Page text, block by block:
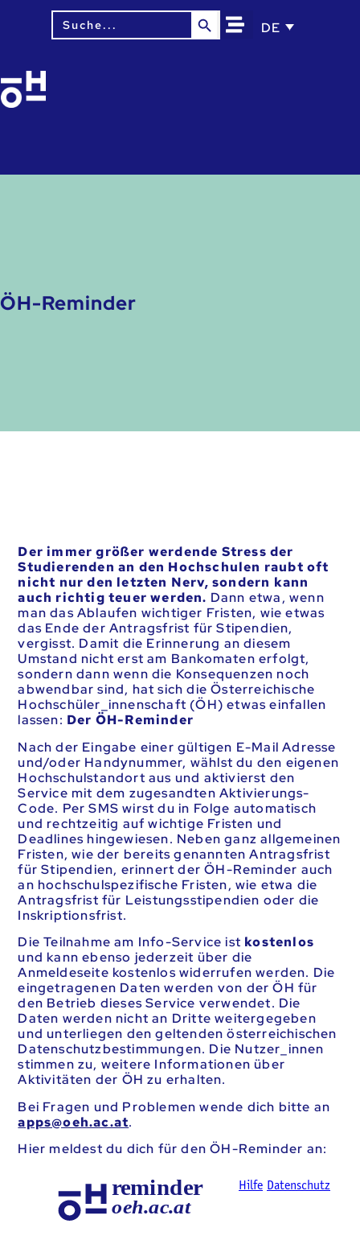
Search
for:
Search Button
DE
ÖH-Reminder
Der immer größer werdende Stress der
Studierenden an den Hochschulen raubt oft
nicht nur den letzten Nerv, sondern kann
auch richtig teuer werden. Dann etwa, wenn
man das Ablaufen wichtiger Fristen, wie etwas
das Ende der Antragsfrist für Stipendien,
vergisst. Damit die Erinnerung an diesem
Umstand nicht erst am Bankomaten erfolgt,
sondern dann wenn die Konsequenzen noch
abwendbar sind, hat sich die Österreichische
Hochschüler_innenschaft (ÖH) etwas einfallen
lassen: Der ÖH-Reminder
Nach der Eingabe einer gültigen E-Mail Adresse
und/oder Handynummer, wählst du den eigenen
Hochschulstandort aus und aktivierst den
Service mit dem zugesandten Aktivierungs-
Code. Per SMS wirst du in Folge automatisch
und rechtzeitig auf wichtige Fristen und
Deadlines hingewiesen. Neben ganz allgemeinen
Fristen, wie der bereits genannten Antragsfrist
für Stipendien, erinnert der ÖH-Reminder auch
an hochschulspezifische Fristen, wie etwa die
Antragsfrist für Leistungsstipendien oder die
Inskriptionsfrist.
Die Teilnahme am Info-Service ist kostenlos
und kann ebenso jederzeit über die
Anmeldeseite kostenlos widerrufen werden. Die
eingetragenen Daten werden von der ÖH für
den Betrieb dieses Service verwendet. Die
Daten werden nicht an Dritte weitergegeben
und unterliegen den geltenden österreichischen
Datenschutzbestimmungen. Die Nutzer_innen
stimmen zu, weitere Informationen über
Aktivitäten der ÖH zu erhalten.
Bei Fragen und Problemen wende dich bitte an
ta.ca.heo@sppa.
Hier meldest du dich für den ÖH-Reminder an: